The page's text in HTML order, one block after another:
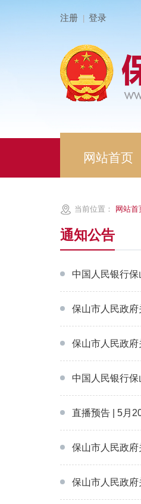
注册 登录
网站首页
当前位置： 网站首
通知公告
中国人民银行
保山市人民政
保山市人民政
中国人民银行
直播预告 | 5月
保山市人民政府
保山市人民政